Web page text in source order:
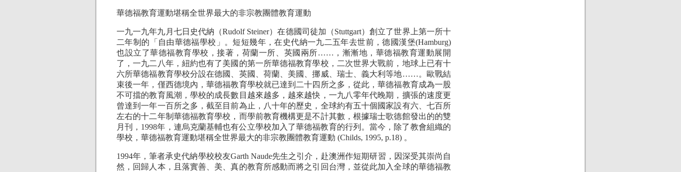
華德福教育運動堪稱全世界最大的非宗教團體教育運動
一九一九年九月七日史代納（Rudolf Steiner）在德國司徒加（Stuttgart）創立了世界上第一所十
二年制的「自由華德福學校」。短短幾年，在史代納一九二五年去世前，德國漢堡(Hamburg)
也設立了華德福教育學校，接著，荷蘭一所、英國兩所……，漸漸地，華德福教育運動展開
了，一九二八年，紐約也有了美國的第一所華德福教育學校，二次世界大戰前，地球上已有十
六所華德福教育學校分設在德國、英國、荷蘭、美國、挪威、瑞士、義大利等地……。歐戰結
束後一年，僅西德境內，華德福教育學校就已達到二十四所之多，從此，華德福教育成為一股
不可擋的教育風潮，學校的成長數目越來越多，越來越快，一九八零年代晚期，擴張的速度更
曾達到一年一百所之多，截至目前為止，八十年的歷史，全球約有五十個國家設有六、七百所
左右的十二年制華德福教育學校，而學前教育機構更是不計其數，根據瑞士歌德館發出的的雙
月刊，1998年，連烏克蘭基輔也有公立學校加入了華德福教育的行列。當今，除了教會組織的
學校，華德福教育運動堪稱全世界最大的非宗教團體教育運動 (Childs, 1995, p.18) 。
1994年，筆者承史代納學校校友Garth Naude先生之引介，赴澳洲作短期研習，因深受其崇尚自
然，回歸人本，且落實善、美、真的教育所感動而將之引回台灣，並從此加入全球的華德福教